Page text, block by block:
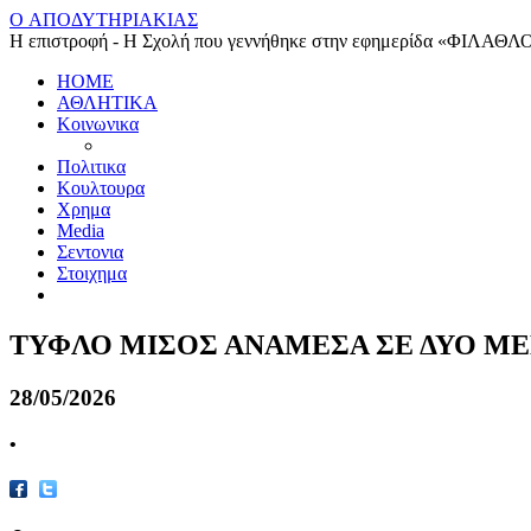
O ΑΠΟΔΥΤΗΡΙΑΚΙΑΣ
Η επιστροφή - Η Σχολή που γεννήθηκε στην εφημερίδα
HOME
ΑΘΛΗΤΙΚΑ
Κοινωνικα
Πολιτικα
Κουλτουρα
Χρημα
Media
Σεντονια
Στοιχημα
ΤΥΦΛΟ ΜΙΣΟΣ ΑΝΑΜΕΣΑ ΣΕ ΔΥΟ
28/05/2026
•